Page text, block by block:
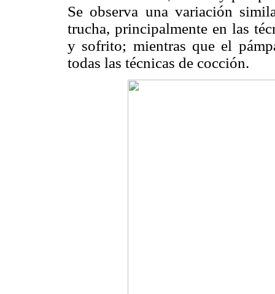
Se observa una variación
trucha, principalmente en las
y sofrito; mientras que el
todas las técnicas de cocción.